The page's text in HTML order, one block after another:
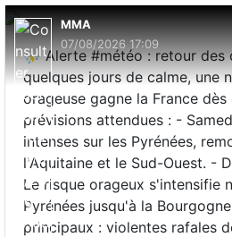
MMA
07/08/2026 17:09
⛈️ Alerte #météo : retour des
quelques jours de calme, une
orageuse gagne la France
prévisions attendues : -
intenses sur les Pyrénées,
l'Aquitaine et le Sud-Ouest. -
Le risque orageux s'intensifie
Pyrénées jusqu'à la
principaux : violentes rafales